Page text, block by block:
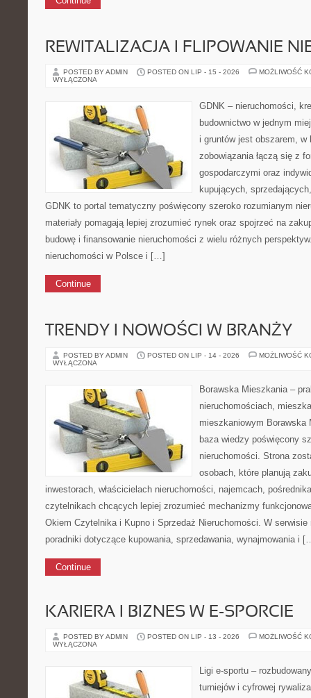
REWITALIZACJA I FLIPOWANIE
POSTED BY ADMIN POSTED ON LIP - 15 - 2026
MOŻLIWOŚĆ
WYŁĄCZONA
GDNK – nieruchomości,
budownictwo w jednym
i gruntów jest obszarem, w
zobowiązania łączą się z
gospodarczymi oraz
kupujących,
GDNK to portal tematyczny poświęcony szeroko rozumianym
materiały pomagają lepiej zrozumieć rynek oraz spojrzeć na
budowę i finansowanie nieruchomości z wielu różnych
nieruchomości w Polsce i […]
Continue
TRENDY I NOWOŚCI W BRANŻY
POSTED BY ADMIN POSTED ON LIP - 14 - 2026
MOŻLIWOŚĆ
WYŁĄCZONA
Borawska Mieszkania –
nieruchomościach,
mieszkaniowym Borawska
baza wiedzy poświęcony
nieruchomości. Strona
osobach, które planują
inwestorach, właścicielach nieruchomości, najemcach,
czytelnikach chcących lepiej zrozumieć mechanizmy
Okiem Czytelnika i Kupno i Sprzedaż Nieruchomości. W
poradniki dotyczące kupowania, sprzedawania, wynajmowania i
Continue
KARIERA I BIZNES W E-SPORCIE
POSTED BY ADMIN POSTED ON LIP - 13 - 2026
MOŻLIWOŚĆ
WYŁĄCZONA
Ligi e-sportu –
turniejów i cyfrowej